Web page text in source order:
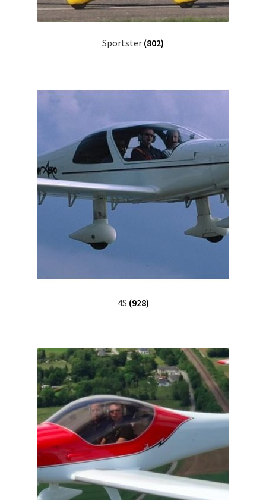
Sportster (802)
4S (928)